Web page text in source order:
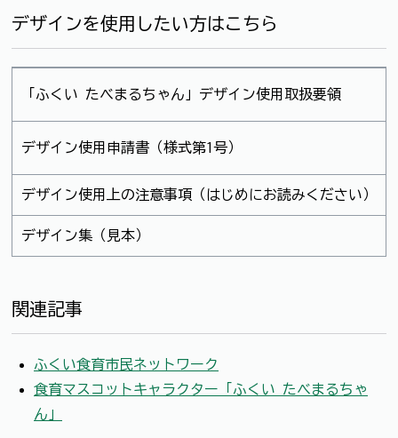
デザインを使用したい方はこちら
「ふくい たべまるちゃん」デザイン使用取扱要領
デザイン使用申請書（様式第1号）
デザイン使用上の注意事項（はじめにお読みください）
デザイン集（見本）
関連記事
ふくい食育市民ネットワーク
食育マスコットキャラクター「ふくい たべまるちゃ
ん」